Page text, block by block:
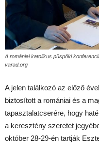
A romániai katolikus püspöki
varad.org
A jelen találkozó az előző
biztosított a romániai és a
tapasztalatcserére, hogy
a keresztény szeretet
október 28-29-én tartják